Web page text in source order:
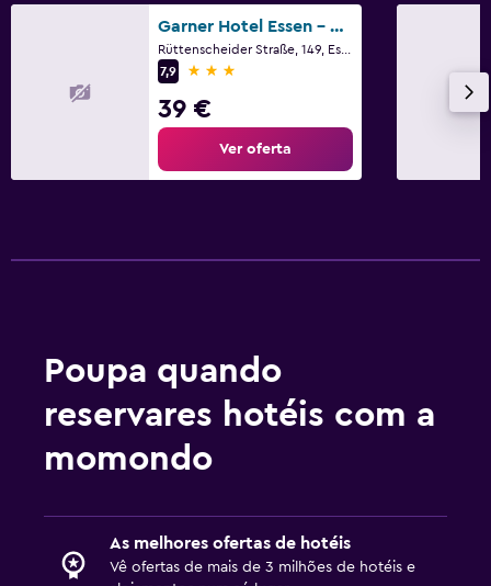
Garner Hotel Essen - Messe By IHG
7,9
3 estrelas
39 €
Ver oferta
Poupa quando
reservares hotéis com a
momondo
As melhores ofertas de hotéis
Vê ofertas de mais de 3 milhões de hotéis e